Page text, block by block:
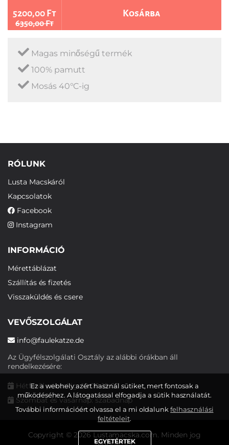
5200,00 Ft
6350,00 Ft
Kosárba
Magas minőségű termék
100% pamutt
Mosás 40°C-ig
RÓLUNK
Lusta Macskáról
Kapcsolatok
Facebook
Instagram
INFORMÁCIÓ
Mérettáblázat
Szállítás és fizetés
Visszaküldés és csere
VEVŐSZOLGÁLAT
info@faulekatze.de
Az Ügyfélszolgálati Osztály az alábbi órákban áll
rendelkezésére:
Hétfőtől péntekig: 10:00-19:00
Szombat és vasárnap: szabadnap
Copyright © 2026 Lustamacska.com. Minden jog
Ez a webhely azért használ sütiket, mert fontosak a
működéséhez. A látogatással elfogadja a sütik használatát.
További információért olvassa el a mi oldalunkfelhasználási
feltételeit.
EGYETÉRTEK